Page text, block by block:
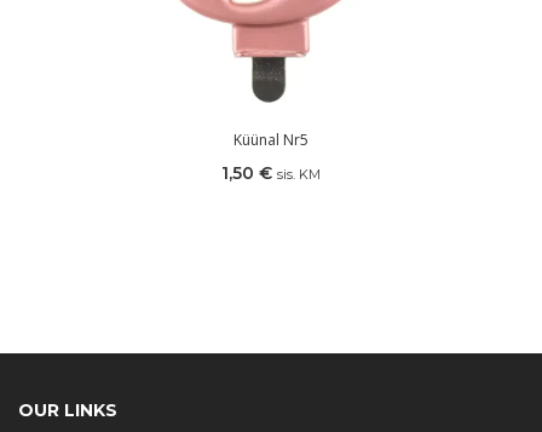
Küünal Nr5
1,50 € sis. KM
OUR LINKS